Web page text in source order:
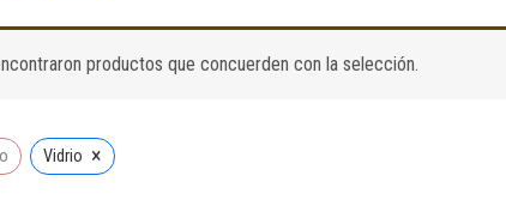
productos que concuerden con la selección.
Vidrio ×